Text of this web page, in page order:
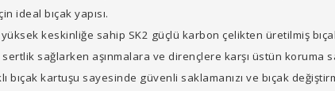
ideal bıçak yapısı.
keskinliğe sahip SK2 güçlü karbon çelikten üretilmiş
sertlik sağlarken aşınmalara ve dirençlere karşı üstün
bıçak kartuşu sayesinde güvenli saklamanızı ve bıçak